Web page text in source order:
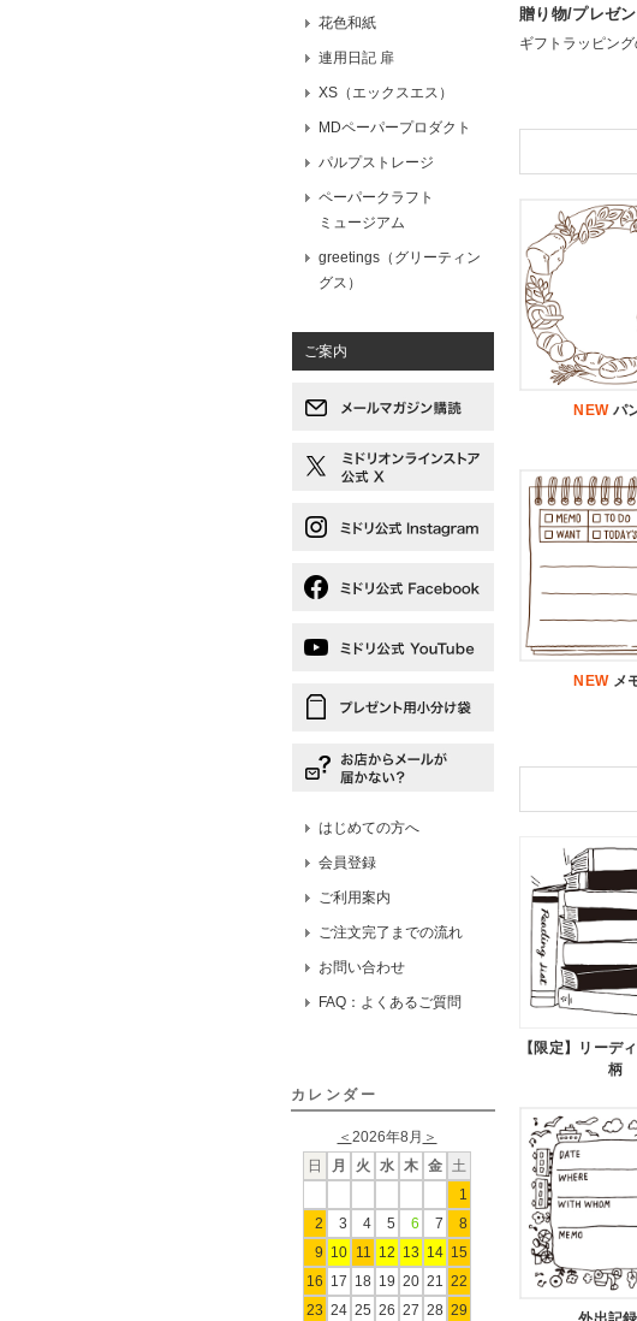
花色和紙
連用日記 扉
XS（エックスエス）
MDペーパープロダクト
パルプストレージ
ペーパークラフト
ミュージアム
greetings（グリーティン
グス）
ご案内
はじめての方へ
会員登録
ご利用案内
ご注文完了までの流れ
お問い合わせ
FAQ：よくあるご質問
カレンダー
＜ 2026年8月 ＞
日
月 火 水 木 金
土
1
2
3 4 5 6 7
8
9 10 11 12 13 14 15
16 17 18 19 20 21
22
23 24 25 26 27 28 29
贈り物/プレゼ
ギフトラッピン
NEW パ
NEW メ
【限定】リーデ
柄